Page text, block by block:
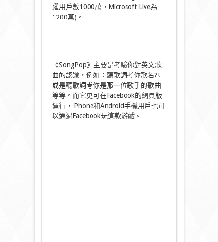
躍用戶數1000萬，Microsoft Live為
1200萬)。
《SongPop》主要是考驗你對英文歌
曲的認識，例如：聽歌詞考你歌名?!
或是聽歌詞考你是那一位歌手的歌曲
等等。而它更可在Facebook的網頁版
運行，iPhone和Android手機用戶也可
以通過Facebook玩這款游戲。